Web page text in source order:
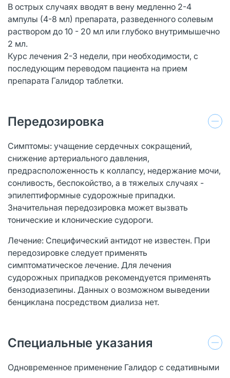
В острых случаях вводят в вену медленно 2-4
ампулы (4-8 мл) препарата, разведенного солевым
раствором до 10 - 20 мл или глубоко внутримышечно
2 мл.
Курс лечения 2-3 недели, при необходимости, с
последующим переводом пациента на прием
препарата Галидор таблетки.
Передозировка
Симптомы: учащение сердечных сокращений,
снижение артериального давления,
предрасположенность к коллапсу, недержание мочи,
сонливость, беспокойство, а в тяжелых случаях -
эпилептиформные судорожные припадки.
Значительная передозировка может вызвать
тонические и клонические судороги.
Лечение: Специфический антидот не известен. При
передозировке следует применять
симптоматическое лечение. Для лечения
судорожных припадков рекомендуется применять
бензодиазепины. Данных о возможном выведении
бенциклана посредством диализа нет.
Специальные указания
Одновременное применение Галидор с седативными